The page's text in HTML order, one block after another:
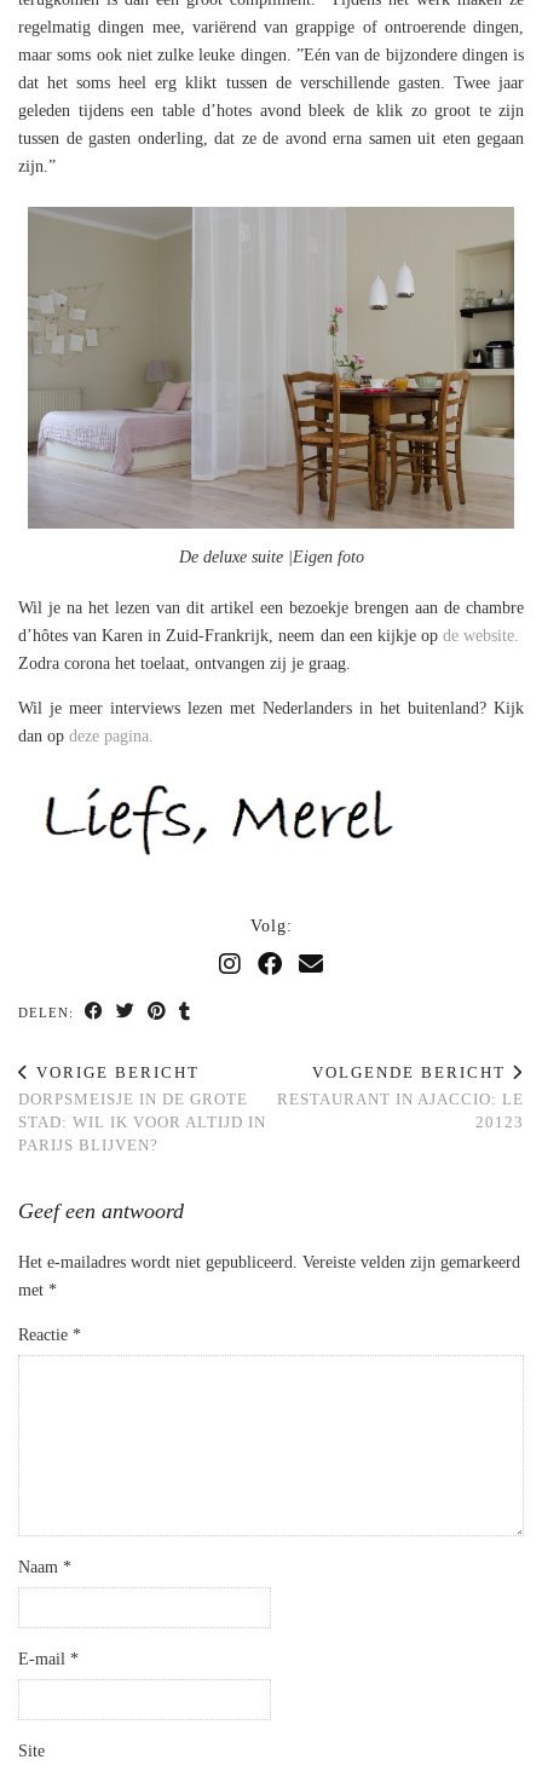
regelmatig dingen mee, variërend van grappige of ontroerende dingen,
maar soms ook niet zulke leuke dingen. ”Eén van de bijzondere dingen is
dat het soms heel erg klikt tussen de verschillende gasten. Twee jaar
geleden tijdens een table d’hotes avond bleek de klik zo groot te zijn
tussen de gasten onderling, dat ze de avond erna samen uit eten gegaan
zijn.”
De deluxe suite |Eigen foto
Wil je na het lezen van dit artikel een bezoekje brengen aan de chambre
d’hôtes van Karen in Zuid-Frankrijk, neem dan een kijkje op de website.
Zodra corona het toelaat, ontvangen zij je graag.
Wil je meer interviews lezen met Nederlanders in het buitenland? Kijk
dan op deze pagina.
Volg:
DELEN:
VORIGE BERICHT
DORPSMEISJE IN DE GROTE
STAD: WIL IK VOOR ALTIJD IN
PARIJS BLIJVEN?
VOLGENDE BERICHT
RESTAURANT IN AJACCIO: LE
20123
Geef een antwoord
Het e-mailadres wordt niet gepubliceerd. Vereiste velden zijn gemarkeerd
met *
Reactie *
Naam *
E-mail *
Site